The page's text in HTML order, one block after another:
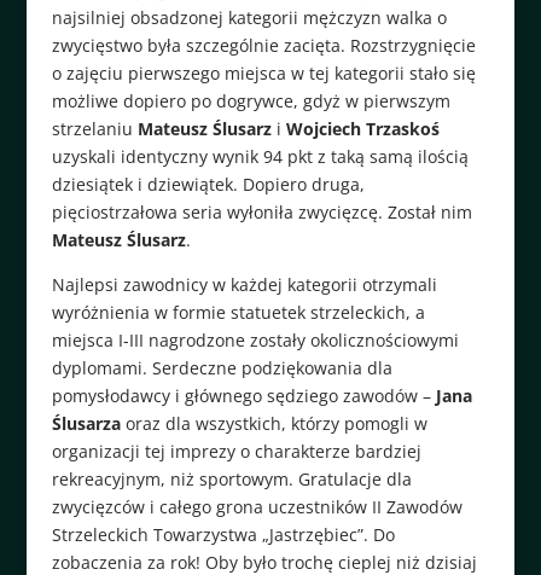
najsilniej obsadzonej kategorii mężczyzn walka o
zwycięstwo była szczególnie zacięta. Rozstrzygnięcie
o zajęciu pierwszego miejsca w tej kategorii stało się
możliwe dopiero po dogrywce, gdyż w pierwszym
strzelaniu Mateusz Ślusarzi Wojciech Trzaskoś
uzyskali identyczny wynik 94 pkt z taką samą ilością
dziesiątek i dziewiątek. Dopiero druga,
pięciostrzałowa seria wyłoniła zwycięzcę. Został nim
Mateusz Ślusarz.
Najlepsi zawodnicy w każdej kategorii otrzymali
wyróżnienia w formie statuetek strzeleckich, a
miejsca I-III nagrodzone zostały okolicznościowymi
dyplomami. Serdeczne podziękowania dla
pomysłodawcy i głównego sędziego zawodów – Jana
Ślusarzaoraz dla wszystkich, którzy pomogli w
organizacji tej imprezy o charakterze bardziej
rekreacyjnym, niż sportowym. Gratulacje dla
zwycięzców i całego grona uczestników II Zawodów
Strzeleckich Towarzystwa „Jastrzębiec”. Do
zobaczenia za rok! Oby było trochę cieplej niż dzisiaj